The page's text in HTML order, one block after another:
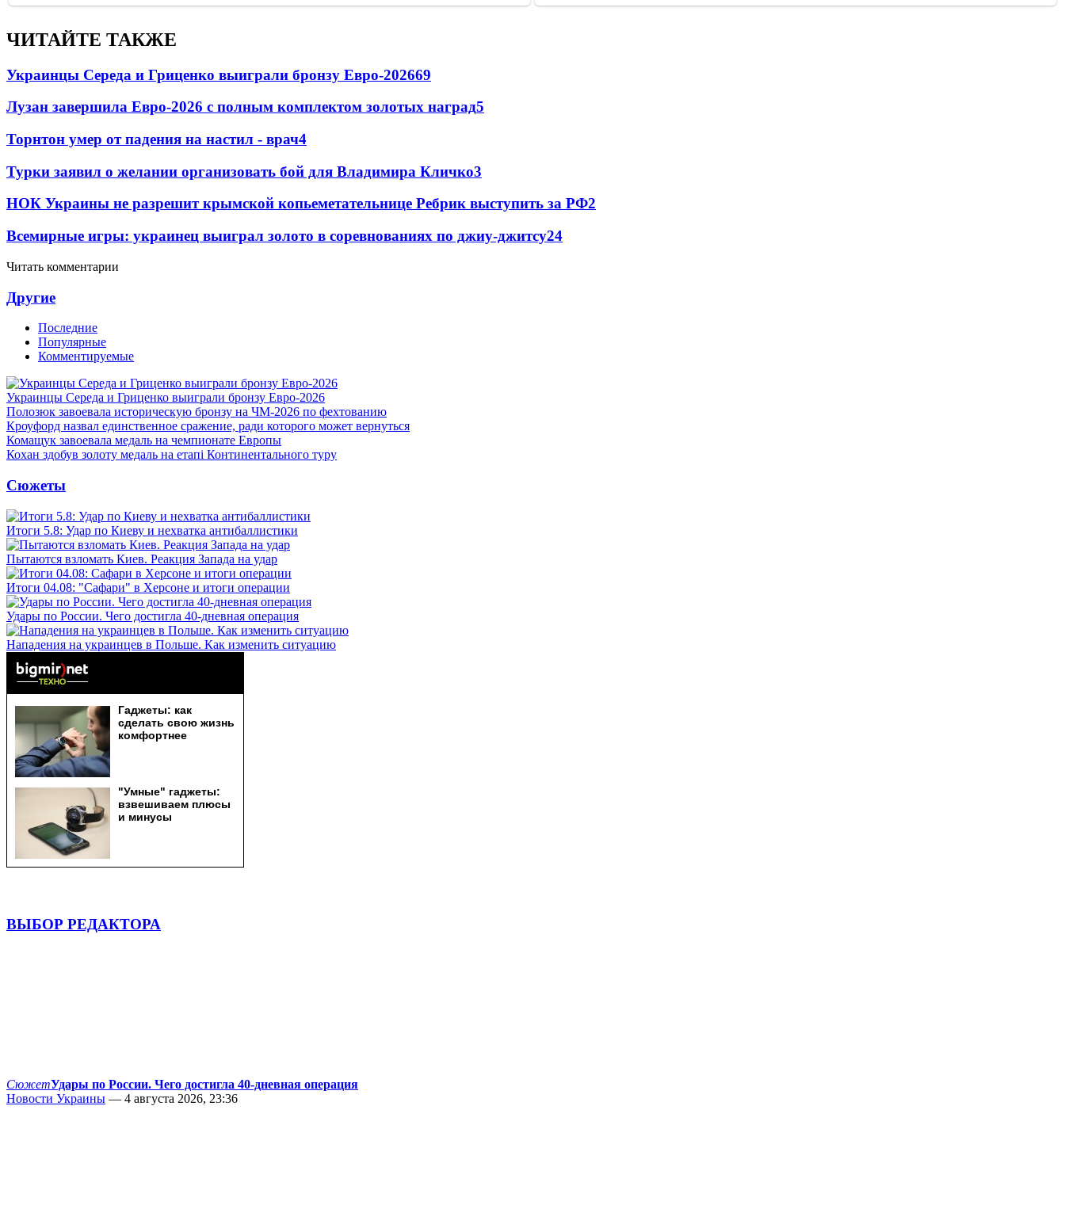
ЧИТАЙТЕ ТАКЖЕ
Украинцы Середа и Гриценко выиграли бронзу Евро-202669
Лузан завершила Евро-2026 с полным комплектом золотых наград5
Торнтон умер от падения на настил - врач4
Турки заявил о желании организовать бой для Владимира Кличко3
НОК Украины не разрешит крымской копьеметательнице Ребрик выступить за РФ2
Всемирные игры: украинец выиграл золото в соревнованиях по джиу-джитсу24
Читать комментарии
Другие
Последние
Популярные
Комментируемые
Украинцы Середа и Гриценко выиграли бронзу Евро-2026
Полозюк завоевала историческую бронзу на ЧМ-2026 по фехтованию
Кроуфорд назвал единственное сражение, ради которого может вернуться
Комащук завоевала медаль на чемпионате Европы
Кохан здобув золоту медаль на етапі Континентального туру
Сюжеты
Итоги 5.8: Удар по Киеву и нехватка антибаллистики
Пытаются взломать Киев. Реакция Запада на удар
Итоги 04.08: "Сафари" в Херсоне и итоги операции
Удары по России. Чего достигла 40-дневная операция
Нападения на украинцев в Польше. Как изменить ситуацию
ВЫБОР РЕДАКТОРА
СюжетУдары по России. Чего достигла 40-дневная операция
Новости Украины — 4 августа 2026, 23:36